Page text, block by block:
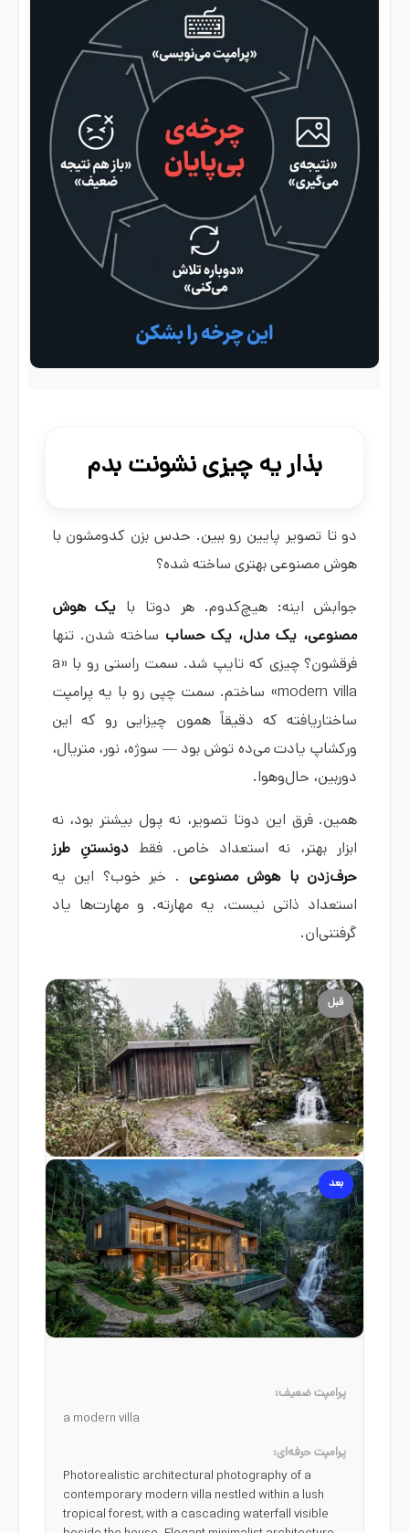
بذار یه چیزی نشونت بدم
دو تا تصویر پایین رو ببین. حدس بزن کدومشون با
هوش مصنوعی بهتری ساخته شده؟
جوابش اینه: هیچ‌کدوم. هر دوتا با یک هوش
مصنوعی، یک مدل، یک حساب ساخته شدن. تنها
فرقشون؟ چیزی که تایپ شد. سمت راستی رو با «a
modern villa» ساختم. سمت چپی رو با یه پرامپت
ساختاریافته که دقیقاً همون چیزایی رو که این
ورکشاپ یادت می‌ده توش بود — سوژه، نور، متریال،
دوربین، حال‌وهوا.
همین. فرق این دوتا تصویر، نه پول بیشتر بود، نه
ابزار بهتر، نه استعداد خاص. فقطدونستنِ طرز
حرف‌زدن با هوش مصنوعی . خبر خوب؟ این یه
استعداد ذاتی نیست، یه مهارته. و مهارت‌ها یاد
گرفتنی‌ان.
قبل
بعد
پرامپت ضعیف:
a modern villa
پرامپت حرفه‌ای:
Photorealistic architectural photography of a
contemporary modern villa nestled within a lush
tropical forest, with a cascading waterfall visible